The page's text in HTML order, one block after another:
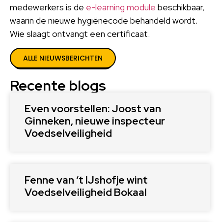
medewerkers is de e-learning module beschikbaar,
waarin de nieuwe hygiënecode behandeld wordt.
Wie slaagt ontvangt een certificaat.
ALLE NIEUWSBERICHTEN
Recente blogs
Even voorstellen: Joost van
Ginneken, nieuwe inspecteur
Voedselveiligheid
Fenne van ‘t IJshofje wint
Voedselveiligheid Bokaal